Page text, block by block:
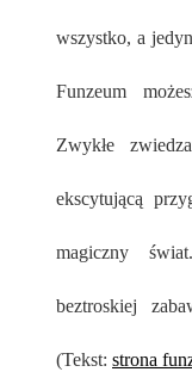
wszystko, a
Funzeum
Zwykłe
ekscytującą
magiczny
beztroskiej
(Tekst: strona